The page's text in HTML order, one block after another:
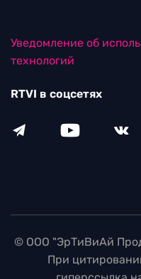
Уведомление об
технологий
RTVI в соцсетях
© ООО "ЭрТиВиАй
При